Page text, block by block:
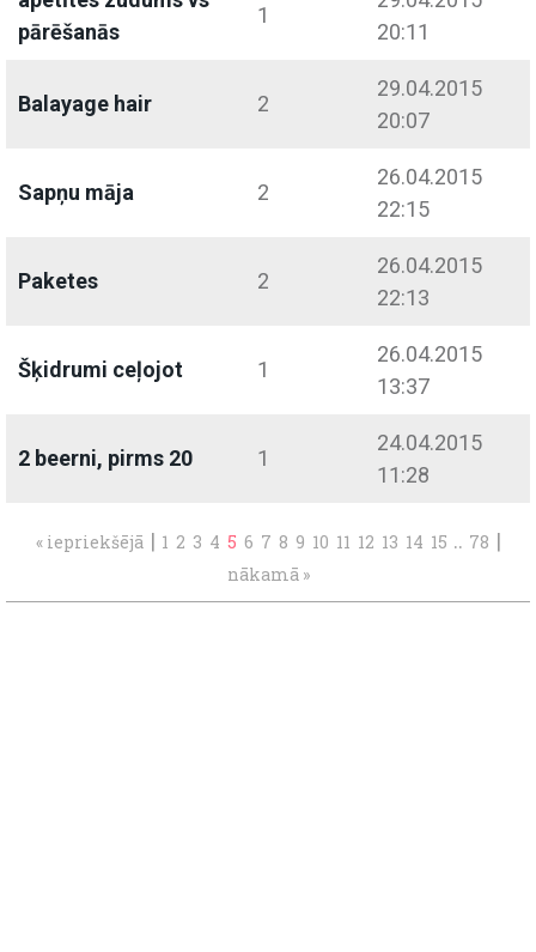
pārēšanās
1
20:11
Balayage hair 2
29.04.2015
20:07
Sapņu māja 2
26.04.2015
22:15
Paketes 2
26.04.2015
22:13
Šķidrumi ceļojot 1
26.04.2015
13:37
2 beerni, pirms 20 1
24.04.2015
11:28
« iepriekšējā | 1 2 3 4 5 6 7 8 9 10 11 12 13 14 15 .. 78 |
nākamā »